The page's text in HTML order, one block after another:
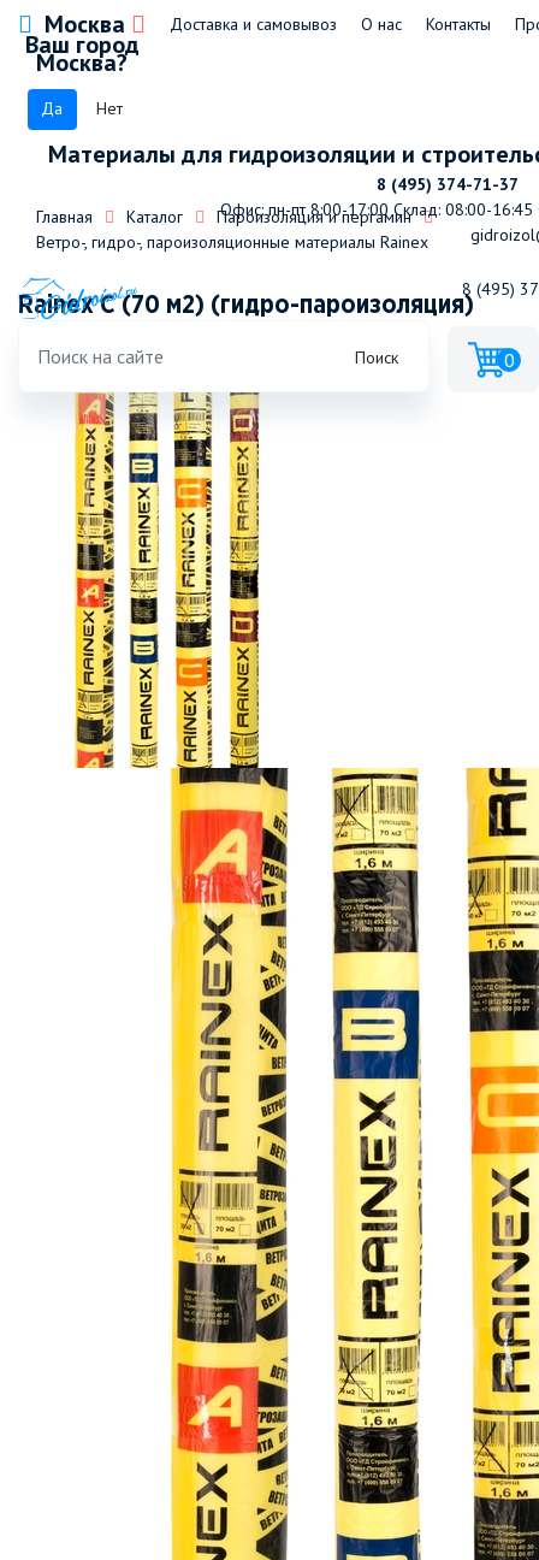
Москва
Ваш город
Москва?
Да Нет
Доставка и самовывоз О нас Контакты
Материалы для гидроизоляции и
8 (495) 374-71-37
Офис: пн-пт 8:00-17:00 Склад: 08:00-16:45
8 (495)
Поиск 0
Главная Каталог
Пароизоляция и пергамин
Ветро-, гидро-, пароизоляционные материалы Rainex
Rainex С (70 м2) (гидро-пароизоляция)